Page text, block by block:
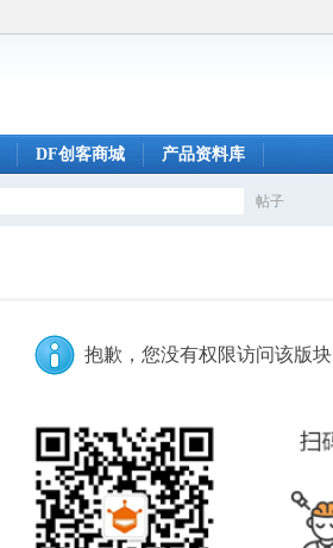
DF创客商城 产品资料库
帖子
抱歉，您没有权限访问该版块